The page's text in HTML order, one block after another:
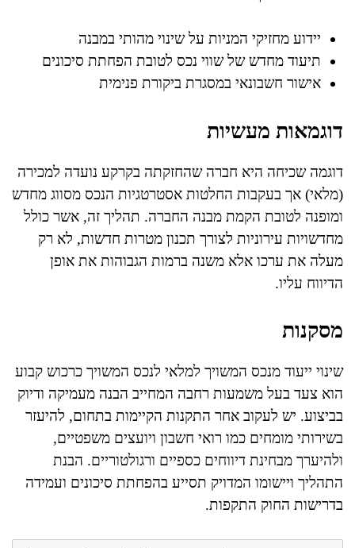
יידוע מחזיקי המניות על שינוי מהותי במבנה
תיעוד מחדש של שווי נכס לטובת הפחתת סיכונים
אישור חשבונאי במסגרת ביקורת פנימית
דוגמאות מעשיות
דוגמה שכיחה היא חברה שהחזקתה בקרקע נועדה למכירה
(מלאי) אך בעקבות החלטות אסטרטגיות הנכס מסווג מחדש
ומופנה לטובת הקמת מבנה החברה. תהליך זה, אשר כולל
מחדשויות עירוניות לצורך תכנון מטרות חדשות, לא רק
מעלה את ערכו אלא משנה ברמות הגבוהות את אופן
הדיווח עליו.
מסקנות
שינוי ייעוד מנכס המשויך למלאי לנכס המשויך כרכוש קבוע
הוא צעד בעל משמעות רחבה המחייב הבנה מעמיקה ודיוק
בביצוע. יש לעקוב אחר התקנות הקיימות בתחום, להיעזר
בשירותי מומחים כמו רואי חשבון ויועצים משפטיים,
ולהיערך מבחינת דיווחים כספיים ורגולטוריים. הבנת
התהליך ויישומו המדויק תסייע בהפחתת סיכונים ועמידה
בדרישות החוק התקפות.